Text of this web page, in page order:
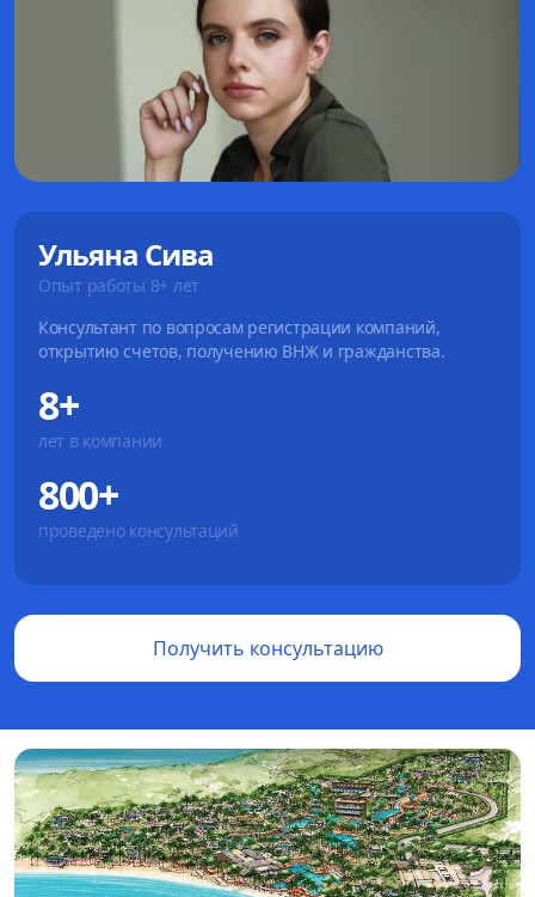
Ульяна Сива
Опыт работы 8+ лет
Консультант по вопросам регистрации компаний,
открытию счетов, получению ВНЖ и гражданства.
8+
лет в компании
800+
проведено консультаций
Получить консультацию